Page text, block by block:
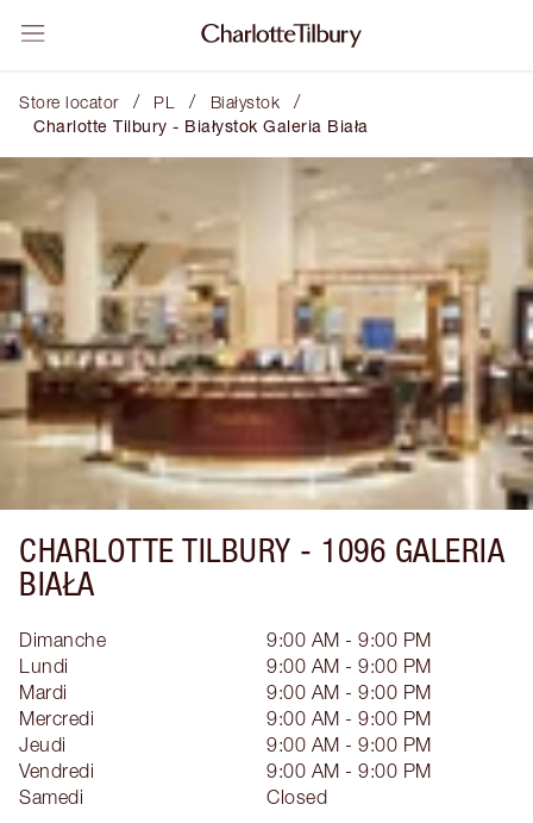
Store locator / PL / Białystok /
Charlotte Tilbury - Białystok Galeria Biała
CHARLOTTE TILBURY - 1096 GALERIA
BIAŁA
Dimanche
9:00 AM - 9:00 PM
Lundi
9:00 AM - 9:00 PM
Mardi
9:00 AM - 9:00 PM
Mercredi
9:00 AM - 9:00 PM
Jeudi
9:00 AM - 9:00 PM
Vendredi
9:00 AM - 9:00 PM
Samedi
Closed